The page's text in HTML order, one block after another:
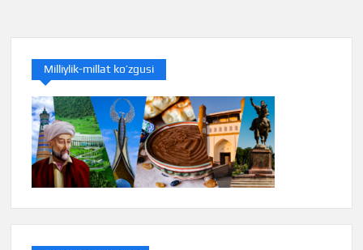
Milliylik-millat ko’zgusi